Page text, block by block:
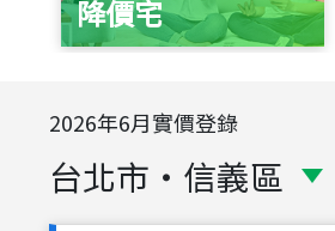
降價宅
2026年6月實價登錄
台北市 ・ 信義區